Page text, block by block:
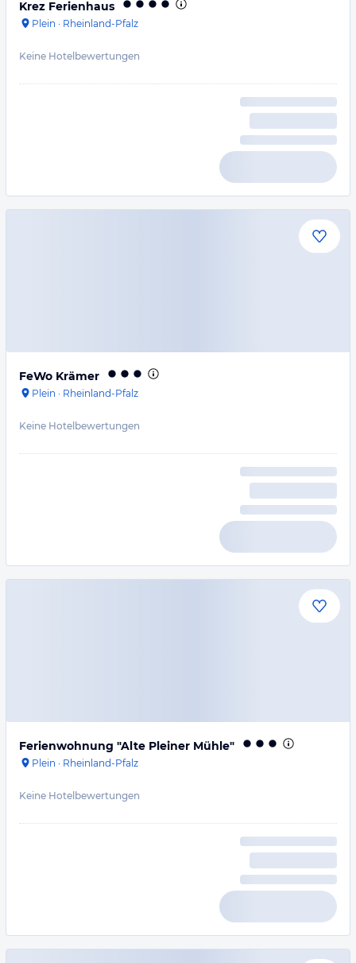
Krez Ferienhaus
Plein · Rheinland-Pfalz
Keine Hotelbewertungen
FeWo Krämer
Plein · Rheinland-Pfalz
Keine Hotelbewertungen
Ferienwohnung "Alte Pleiner Mühle"
Plein · Rheinland-Pfalz
Keine Hotelbewertungen